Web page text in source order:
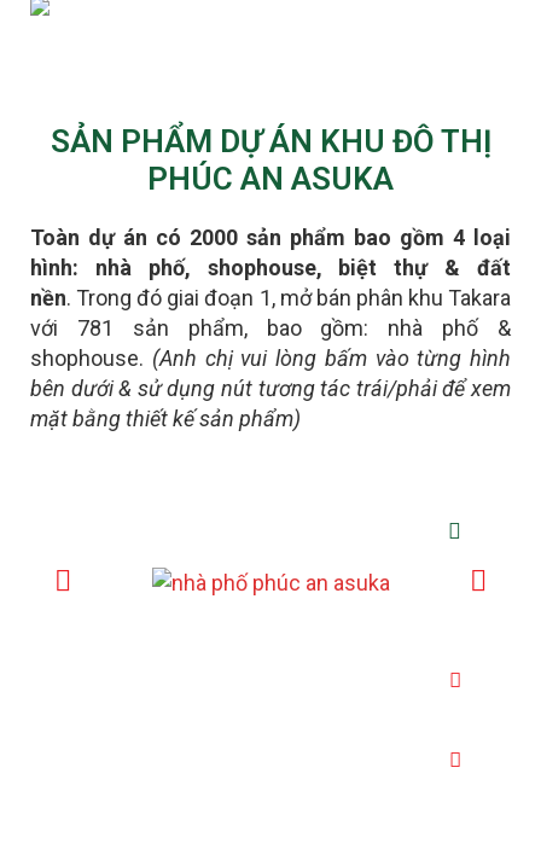
SẢN PHẨM DỰ ÁN KHU ĐÔ THỊ
PHÚC AN ASUKA
Toàn dự án có 2000 sản phẩm bao gồm 4 loại
hình: nhà phố, shophouse, biệt thự & đất
nền. Trong đó giai đoạn 1, mở bán phân khu Takara
với 781 sản phẩm, bao gồm: nhà phố &
shophouse. (Anh chị vui lòng bấm vào từng hình
bên dưới & sử dụng nút tương tác trái/phải để xem
mặt bằng thiết kế sản phẩm)